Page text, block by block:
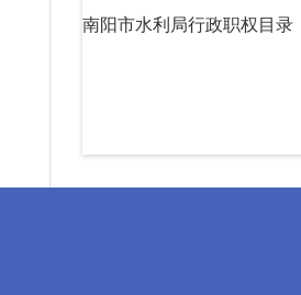
南阳市水利局行政职权目录